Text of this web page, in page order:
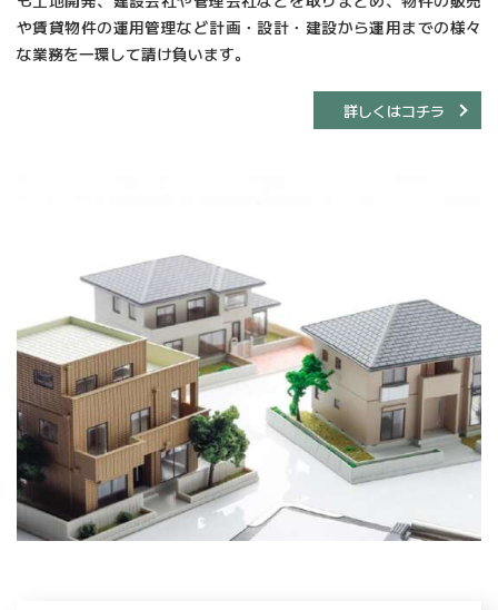
や賃貸物件の運用管理など計画・設計・建設から運用までの様々
な業務を一環して請け負います。
詳しくはコチラ